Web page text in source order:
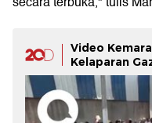
Video
Kelaparan